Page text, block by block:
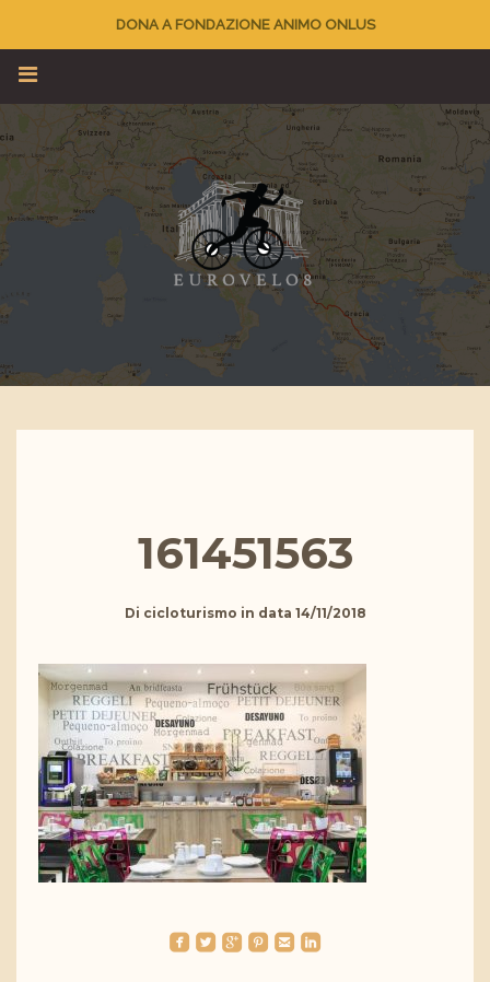
DONA A FONDAZIONE ANIMO ONLUS
161451563
Di cicloturismo in data 14/11/2018
roundedfacebook roundedtwitterbird roundedgoogleplus roundedpinterest roundedemail roundedlinkedin